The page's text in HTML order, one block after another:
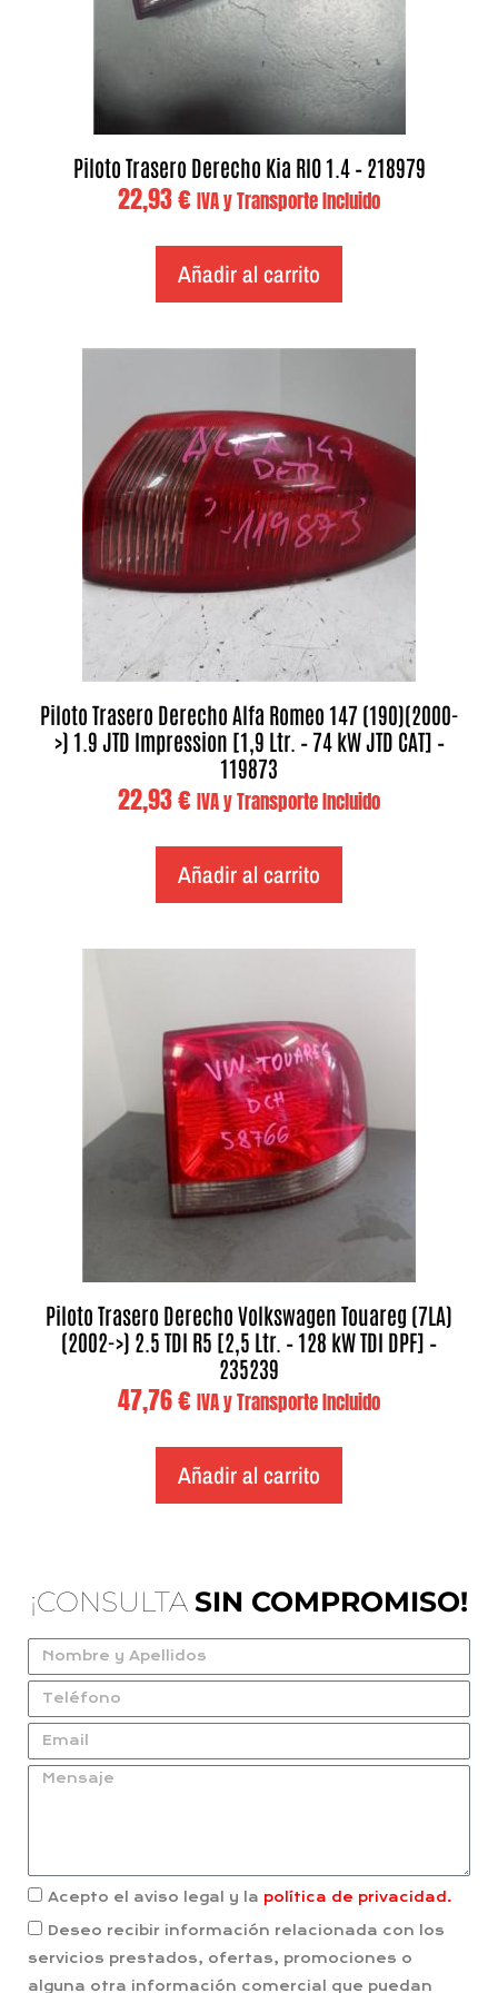
Piloto Trasero Derecho Kia RIO 1.4 – 218979
22,93€ IVA y Transporte Incluido
Añadir al carrito
Piloto Trasero Derecho Alfa Romeo 147 (190)(2000-
>) 1.9 JTD Impression [1,9 Ltr. – 74 kW JTD CAT] –
119873
22,93€ IVA y Transporte Incluido
Añadir al carrito
Piloto Trasero Derecho Volkswagen Touareg (7LA)
(2002->) 2.5 TDI R5 [2,5 Ltr. – 128 kW TDI DPF] –
235239
47,76€ IVA y Transporte Incluido
Añadir al carrito
¡CONSULTA SIN COMPROMISO!
Acepto el aviso legal y la política de privacidad.
Deseo recibir información relacionada con los
servicios prestados, ofertas, promociones o
alguna otra información comercial que puedan